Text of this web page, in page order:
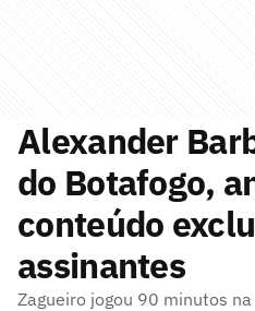
Alexander
do Botafogo,
conteúdo
assinantes
Zagueiro jogou 90 minutos